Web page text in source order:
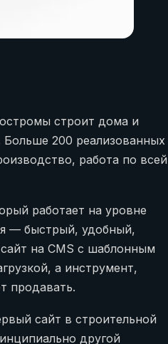
строит дома и
Больше 200 реализованных
работа по всей
работает на уровне
— быстрый, удобный,
на CMS с шаблонным
а инструмент,
продавать.
сайт в строительной
другой